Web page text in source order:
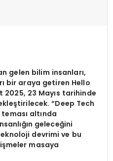
gelen bilim insanları,
bir araya getiren Hello
2025, 23 Mayıs tarihinde
“Deep Tech
teması altında
geleceğini
devrimi ve bu
şmeler masaya